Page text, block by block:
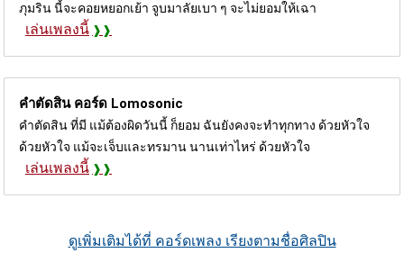
ภุมริน นี้จะคอยหยอกเย้า จูบมาลัยเบา ๆ จะไม่ยอมให้เฉา
เล่นเพลงนี้
คำตัดสิน คอร์ด Lomosonic
คำตัดสิน ที่มี แม้ต้องผิดวันนี้ ก็ยอม ฉันยังคงจะทำทุกทาง ด้วยหัวใจ
ด้วยหัวใจ แม้จะเจ็บและทรมาน นานเท่าไหร่ ด้วยหัวใจ
เล่นเพลงนี้
ดูเพิ่มเติมได้ที่ คอร์ดเพลง เรียงตามชื่อศิลปิน